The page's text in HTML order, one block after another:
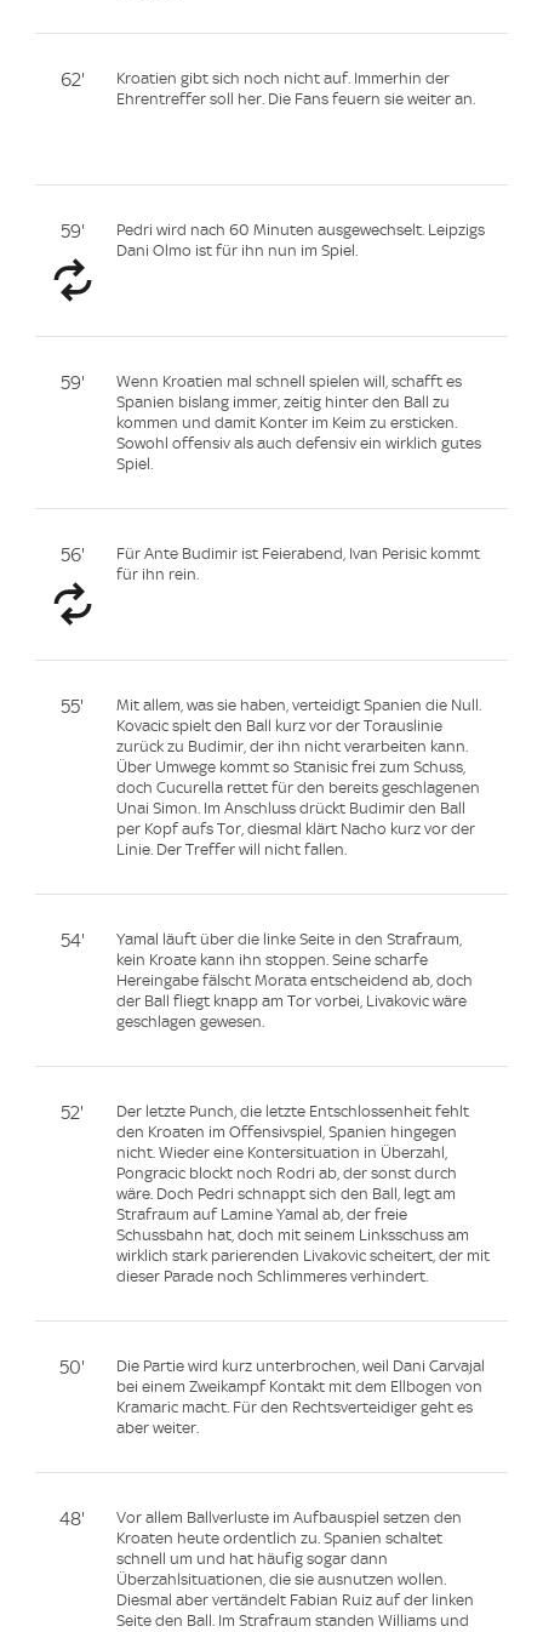
62'
Kroatien gibt sich noch nicht auf. Immerhin der
Ehrentreffer soll her. Die Fans feuern sie weiter an.
59'
Pedri wird nach 60 Minuten ausgewechselt. Leipzigs
Dani Olmo ist für ihn nun im Spiel.
59'
Wenn Kroatien mal schnell spielen will, schafft es
Spanien bislang immer, zeitig hinter den Ball zu
kommen und damit Konter im Keim zu ersticken.
Sowohl offensiv als auch defensiv ein wirklich gutes
Spiel.
56'
Für Ante Budimir ist Feierabend, Ivan Perisic kommt
für ihn rein.
55'
Mit allem, was sie haben, verteidigt Spanien die Null.
Kovacic spielt den Ball kurz vor der Torauslinie
zurück zu Budimir, der ihn nicht verarbeiten kann.
Über Umwege kommt so Stanisic frei zum Schuss,
doch Cucurella rettet für den bereits geschlagenen
Unai Simon. Im Anschluss drückt Budimir den Ball
per Kopf aufs Tor, diesmal klärt Nacho kurz vor der
Linie. Der Treffer will nicht fallen.
54'
Yamal läuft über die linke Seite in den Strafraum,
kein Kroate kann ihn stoppen. Seine scharfe
Hereingabe fälscht Morata entscheidend ab, doch
der Ball fliegt knapp am Tor vorbei, Livakovic wäre
geschlagen gewesen.
52'
Der letzte Punch, die letzte Entschlossenheit fehlt
den Kroaten im Offensivspiel, Spanien hingegen
nicht. Wieder eine Kontersituation in Überzahl,
Pongracic blockt noch Rodri ab, der sonst durch
wäre. Doch Pedri schnappt sich den Ball, legt am
Strafraum auf Lamine Yamal ab, der freie
Schussbahn hat, doch mit seinem Linksschuss am
wirklich stark parierenden Livakovic scheitert, der mit
dieser Parade noch Schlimmeres verhindert.
50'
Die Partie wird kurz unterbrochen, weil Dani Carvajal
bei einem Zweikampf Kontakt mit dem Ellbogen von
Kramaric macht. Für den Rechtsverteidiger geht es
aber weiter.
48'
Vor allem Ballverluste im Aufbauspiel setzen den
Kroaten heute ordentlich zu. Spanien schaltet
schnell um und hat häufig sogar dann
Überzahlsituationen, die sie ausnutzen wollen.
Diesmal aber vertändelt Fabian Ruiz auf der linken
Seite den Ball. Im Strafraum standen Williams und